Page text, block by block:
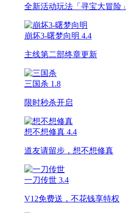
全新活动玩法「寻宝大冒险」
崩坏3-曙梦向明 4.4
主线第二部终章更新
三国杀 1.8
限时秒杀开启
想不想修真 4.4
道友请留步，想不想修真
一刀传世 3.4
V12免费送，不花钱享特权